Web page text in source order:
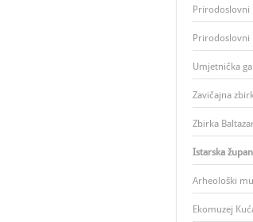
Prirodoslovni
Prirodoslovni
Umjetnička
Zavičajna
Zbirka
Istarska
Arheološki
Ekomuzej